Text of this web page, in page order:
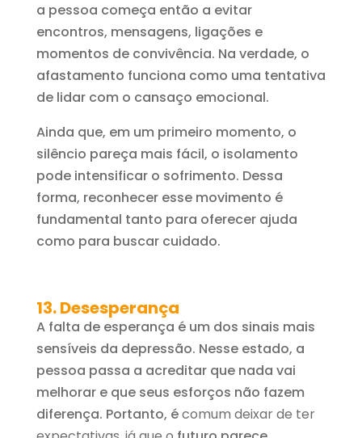
a pessoa começa então a evitar
encontros, mensagens, ligações e
momentos de convivência. Na verdade, o
afastamento funciona como uma tentativa
de lidar com o cansaço emocional.
Ainda que, em um primeiro momento, o
silêncio pareça mais fácil, o isolamento
pode intensificar o sofrimento. Dessa
forma, reconhecer esse movimento é
fundamental tanto para oferecer ajuda
como para buscar cuidado.
13. Desesperança
A falta de esperança é um dos sinais mais
sensíveis da depressão. Nesse estado, a
pessoa passa a acreditar que nada vai
melhorar e que seus esforços não fazem
diferença. Portanto, écomum deixar de ter